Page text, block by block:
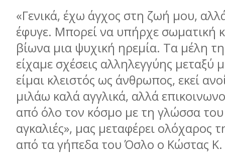
«Γενικά, έχω άγχος στη ζωή μου,
έφυγε. Μπορεί να υπήρχε σωματική
βίωνα μια ψυχική ηρεμία. Τα μέλη
είχαμε σχέσεις αλληλεγγύης μεταξύ
είμαι κλειστός ως άνθρωπος, εκεί
μιλάω καλά αγγλικά, αλλά
από όλο τον κόσμο με τη γλώσσα
αγκαλιές», μας μεταφέρει ολόχαρος
από τα γήπεδα του Όσλο ο Κώστας Κ.